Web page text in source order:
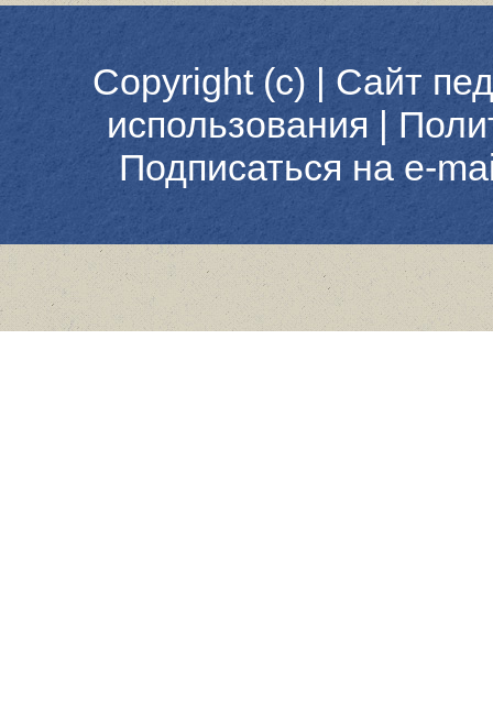
Copyright (c) | Сайт
использования |
Подписаться на e-